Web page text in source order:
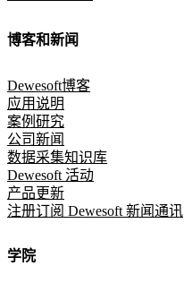
博客和新闻
Dewesoft博客
应用说明
案例研究
公司新闻
数据采集知识库
Dewesoft 活动
产品更新
注册订阅 Dewesoft 新闻通讯
学院